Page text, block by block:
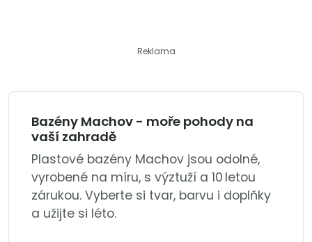
Reklama
Bazény Machov - moře pohody na
vaší zahradě
Plastové bazény Machov jsou odolné,
vyrobené na míru, s výztuží a 10 letou
zárukou. Vyberte si tvar, barvu i doplňky
a užijte si léto.